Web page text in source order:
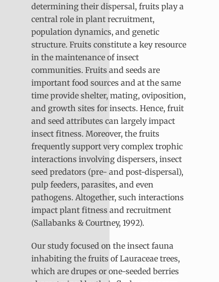
determining their dispersal, fruits play a
central role in plant recruitment,
population dynamics, and genetic
structure. Fruits constitute a key resource
in the maintenance of insect
communities. Fruits and seeds are
important food sources and at the same
time provide shelter, mating, oviposition,
and growth sites for insects. Hence, fruit
and seed attributes can largely impact
insect fitness. Moreover, the fruits
frequently support very complex trophic
interactions involving dispersers, insect
seed predators (pre- and post-dispersal),
pulp feeders, parasites, and even
pathogens. Altogether, such interactions
impact plant fitness and recruitment
(Sallabanks & Courtney, 1992).
Our study focused on the insect fauna
inhabiting the fruits of Lauraceae trees,
which are drupes or one-seeded berries